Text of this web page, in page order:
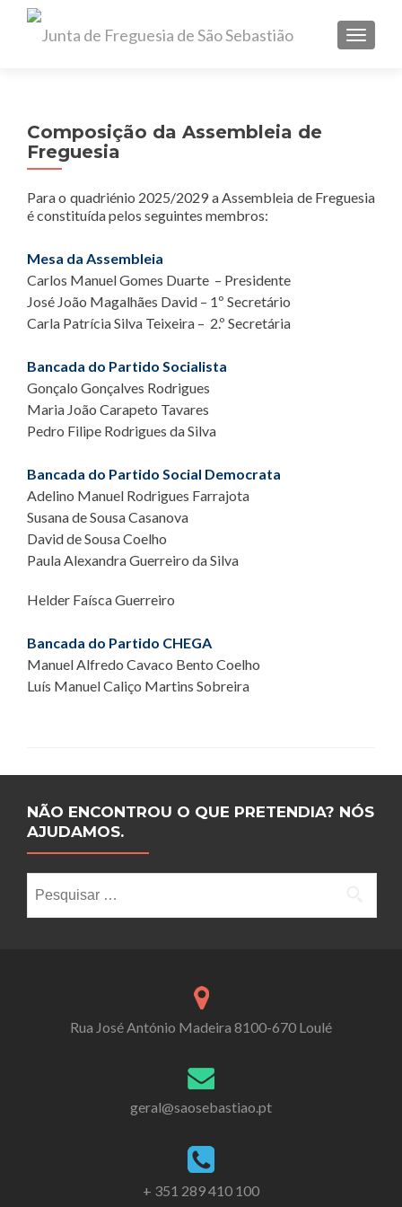
Composição da Assembleia de
Freguesia
Para o quadriénio 2025/2029 a Assembleia de Freguesia
é constituída pelos seguintes membros:
Mesa da Assembleia
Carlos Manuel Gomes Duarte – Presidente
José João Magalhães David – 1º Secretário
Carla Patrícia Silva Teixeira – 2.º Secretária
Bancada do Partido Socialista
Gonçalo Gonçalves Rodrigues
Maria João Carapeto Tavares
Pedro Filipe Rodrigues da Silva
Bancada do Partido Social Democrata
Adelino Manuel Rodrigues Farrajota
Susana de Sousa Casanova
David de Sousa Coelho
Paula Alexandra Guerreiro da Silva
Helder Faísca Guerreiro
Bancada do Partido CHEGA
Manuel Alfredo Cavaco Bento Coelho
Luís Manuel Caliço Martins Sobreira
NÃO ENCONTROU O QUE PRETENDIA? NÓS
AJUDAMOS.
Rua José António Madeira 8100-670 Loulé
geral@saosebastiao.pt
+ 351 289 410 100